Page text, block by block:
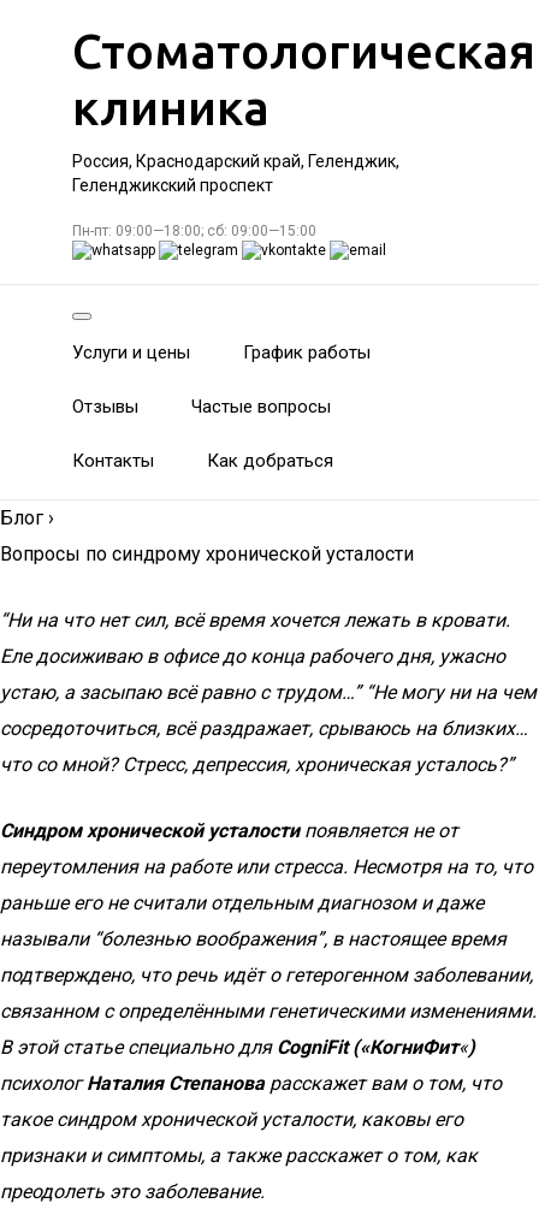
Стоматологическая
клиника
Россия, Краснодарский край, Геленджик,
Геленджикский проспект
Пн-пт: 09:00—18:00; сб: 09:00—15:00
Услуги и цены График работы
Отзывы Частые вопросы
Контакты Как добраться
Блог ›
Вопросы по синдрому хронической усталости
“Ни на что нет сил, всё время хочется лежать в кровати.
Еле досиживаю в офисе до конца рабочего дня, ужасно
устаю, а засыпаю всё равно с трудом…” “Не могу ни на чем
сосредоточиться, всё раздражает, срываюсь на близких…
что со мной? Стресс, депрессия, хроническая усталось?”
Синдром хронической усталости появляется не от
переутомления на работе или стресса. Несмотря на то, что
раньше его не считали отдельным диагнозом и даже
называли “болезнью воображения”, в настоящее время
подтверждено, что речь идёт о гетерогенном заболевании,
связанном с определёнными генетическими изменениями.
В этой статье специально для CogniFit («КогниФит«)
психологНаталия Степановарасскажет вам о том, что
такое синдром хронической усталости, каковы его
признаки и симптомы, а также расскажет о том, как
преодолеть это заболевание.